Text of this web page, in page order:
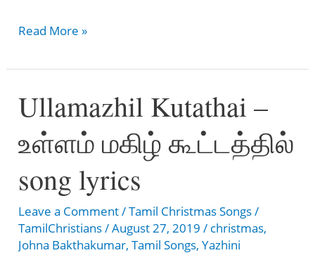
Bethlahem
Ooru
Pirandar
–
பெத்லகேம்
ஊரு
Read More »
Ullamazhil Kutathai –
உள்ளம் மகிழ் கூட்டத்தில்
song lyrics
Leave a Comment/Tamil Christmas Songs/
TamilChristians/August 27, 2019/ christmas,
Johna Bakthakumar,Tamil Songs,Yazhini